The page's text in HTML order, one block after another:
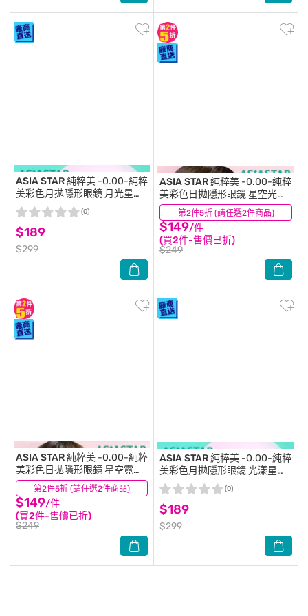
ASIA STAR 純粹美 -0.00-純粹
美彩色月拋隱形眼鏡 月光星河
2片裝
$189
$299
(0) 第2件5折 (請任選2件商品)
ASIA STAR 純粹美 -0.00-純粹
美彩色日拋隱形眼鏡 星空光影
6片裝
$149/件
(買2件-售價已折)
$249
(0)
第2件5折 (請任選2件商品)
ASIA STAR 純粹美 -0.00-純粹
美彩色日拋隱形眼鏡 星空霓虹
6片裝
$149/件
(買2件-售價已折)
$249
(0)
ASIA STAR 純粹美 -0.00-純粹
美彩色月拋隱形眼鏡 光漾星河
2片裝
$189
$299
(0)